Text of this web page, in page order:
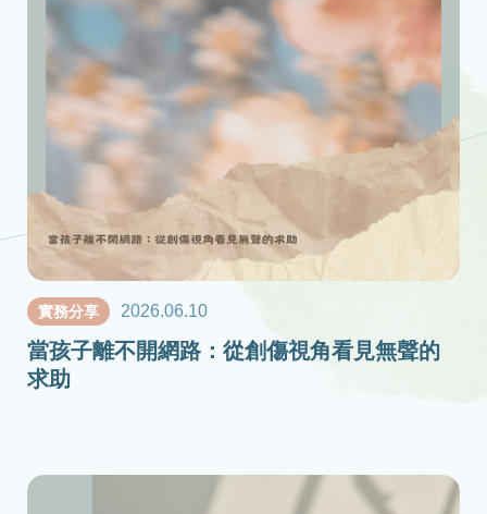
實務分享 2026.06.10
當孩子離不開網路：從創傷視角看見無聲的
求助